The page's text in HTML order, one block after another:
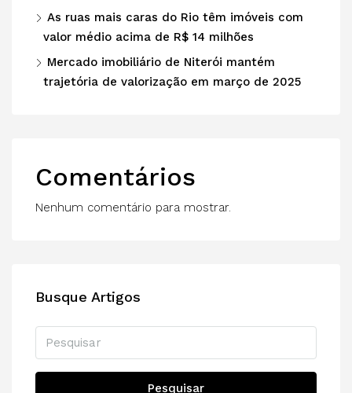
As ruas mais caras do Rio têm imóveis com
valor médio acima de R$ 14 milhões
Mercado imobiliário de Niterói mantém
trajetória de valorização em março de 2025
Comentários
Nenhum comentário para mostrar.
Busque Artigos
Pesquisar